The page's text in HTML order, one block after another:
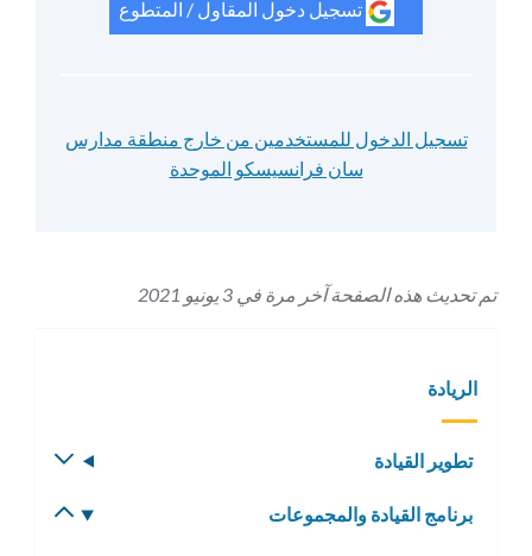
تسجيل دخول المقاول / المتطوع
تسجيل الدخول للمستخدمين من خارج منطقة مدارس
سان فرانسيسكو الموحدة
تم تحديث هذه الصفحة آخر مرة في 3 يونيو 2021
الريادة
تطوير القيادة
برنامج القيادة والمجموعات